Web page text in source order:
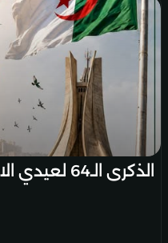
الذكرى الـ64 لعيدي الاستقلال والشباب